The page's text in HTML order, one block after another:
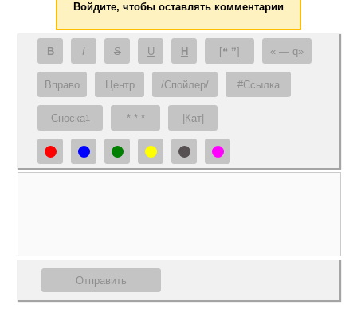
Войдите, чтобы оставлять комментарии
B I S U H [❝ ❞] — q
Вправо Центр /Спойлер/ #Ссылка
Сноска1 * * * |Кат|